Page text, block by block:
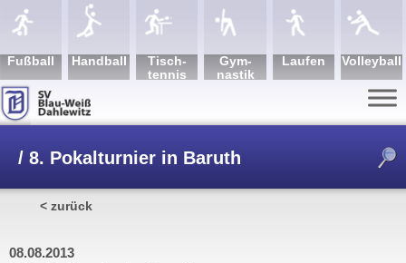
Fuß­ball Hand­ball
Tisch­
tennis
Gym­
nastik
Lau­fen Volley­ball
/ 8. Pokalturnier in Baruth
< zurück
08.08.2013